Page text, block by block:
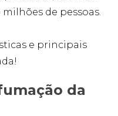
de pessoas.
e principais
da
site, você
aumenta a
ofertas
personalizadas.